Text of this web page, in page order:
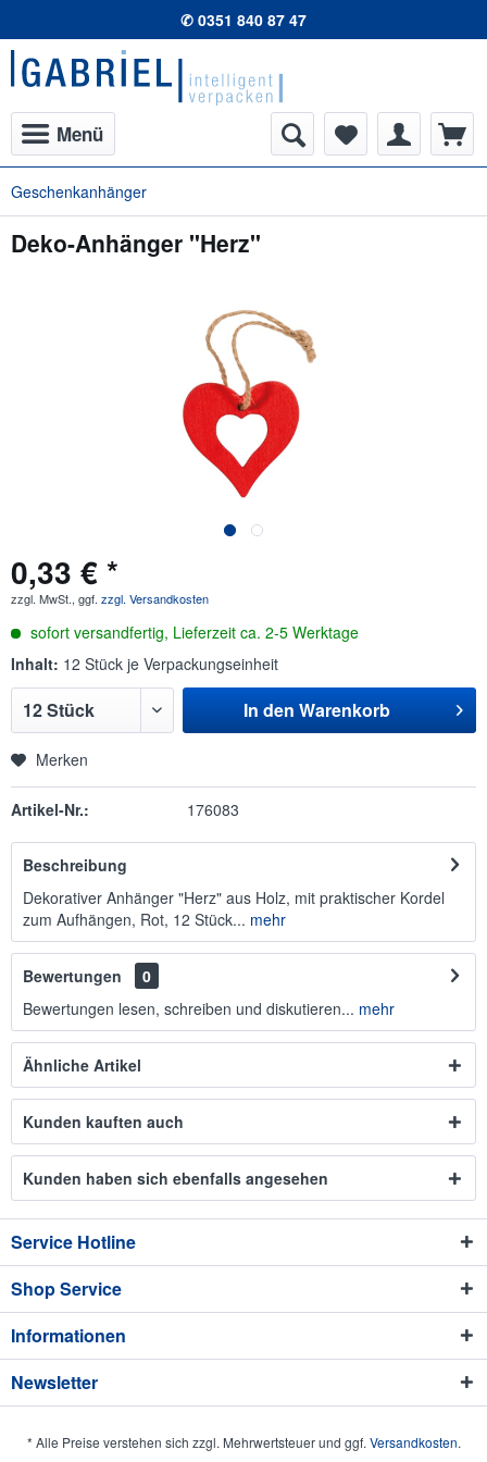
✆ 0351 840 87 47
Menü
Geschenkanhänger
Deko-Anhänger "Herz"
0,33 € *
zzgl. MwSt., ggf. zzgl. Versandkosten
sofort versandfertig, Lieferzeit ca. 2-5 Werktage
Inhalt: 12 Stück je Verpackungseinheit
In den Warenkorb
Merken
Artikel-Nr.: 176083
Beschreibung
Dekorativer Anhänger "Herz" aus Holz, mit praktischer Kordel
zum Aufhängen, Rot, 12 Stück... mehr
Bewertungen
0
Bewertungen lesen, schreiben und diskutieren... mehr
Ähnliche Artikel
Kunden kauften auch
Kunden haben sich ebenfalls angesehen
Service Hotline
Shop Service
Informationen
Newsletter
* Alle Preise verstehen sich zzgl. Mehrwertsteuer und ggf. Versandkosten.